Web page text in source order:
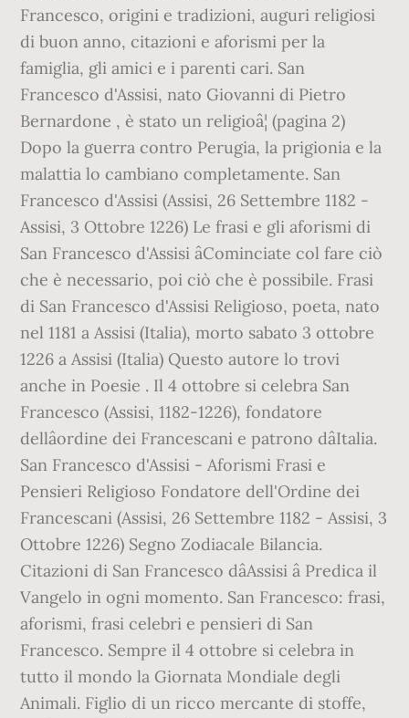
Francesco, origini e tradizioni, auguri religiosi
di buon anno, citazioni e aforismi per la
famiglia, gli amici e i parenti cari. San
Francesco d'Assisi, nato Giovanni di Pietro
Bernardone , è stato un religioâ¦ (pagina 2)
Dopo la guerra contro Perugia, la prigionia e la
malattia lo cambiano completamente. San
Francesco d'Assisi (Assisi, 26 Settembre 1182 -
Assisi, 3 Ottobre 1226) Le frasi e gli aforismi di
San Francesco d'Assisi âCominciate col fare ciò
che è necessario, poi ciò che è possibile. Frasi
di San Francesco d'Assisi Religioso, poeta, nato
nel 1181 a Assisi (Italia), morto sabato 3 ottobre
1226 a Assisi (Italia) Questo autore lo trovi
anche in Poesie . Il 4 ottobre si celebra San
Francesco (Assisi, 1182-1226), fondatore
dellâordine dei Francescani e patrono dâItalia.
San Francesco d'Assisi - Aforismi Frasi e
Pensieri Religioso Fondatore dell'Ordine dei
Francescani (Assisi, 26 Settembre 1182 - Assisi, 3
Ottobre 1226) Segno Zodiacale Bilancia.
Citazioni di San Francesco dâAssisi â Predica il
Vangelo in ogni momento. San Francesco: frasi,
aforismi, frasi celebri e pensieri di San
Francesco. Sempre il 4 ottobre si celebra in
tutto il mondo la Giornata Mondiale degli
Animali. Figlio di un ricco mercante di stoffe,